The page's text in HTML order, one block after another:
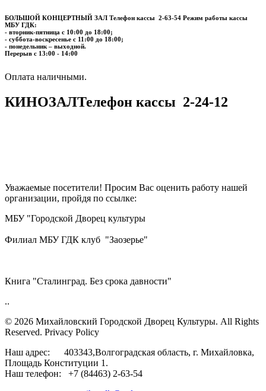
БОЛЬШОЙ КОНЦЕРТНЫЙ ЗАЛ Телефон кассы 2-63-54 Режим работы кассы
МБУ ГДК:
- вторник-пятница с 10:00 до 18:00;
- суббота-воскресенье с 11:00 до 18:00;
- понедельник – выходной.
Перерыв с 13:00 - 14:00
​​​​​​​Оплата наличными.
КИНОЗАЛТелефон кассы 2-24-12
Уважаемые посетители! Просим Вас оценить работу нашей
организации, пройдя по ссылке:
МБУ "Городской Дворец культуры
Филиал МБУ ГДК клуб "Заозерье"
Книга "Сталинград. Без срока давности"
..
© 2026 Михайловский Городской Дворец Культуры. All Rights
Reserved. Privacy Policy
Наш адрес: 403343,Волгоградская область, г. Михайловка,
Площадь Конституции 1.
Наш телефон: +7 (84463) 2-63-54